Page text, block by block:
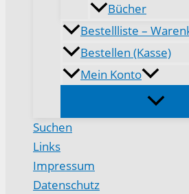
Bücher
Bestellliste –
Bestellen (Kasse)
Mein Konto
Suchen
Links
Impressum
Datenschutz